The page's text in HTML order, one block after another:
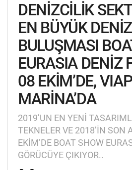
DENİZCİLİK
EN BÜYÜK DENİZ
BULUŞMASI
EURASIA DENİZ
08 EKİM’DE,
MARİNA’DA
2019’UN EN YENİ
TEKNELER VE 2018’İN SON
EKİM’DE BOAT SHOW
GÖRÜCÜYE ÇIKIYOR..